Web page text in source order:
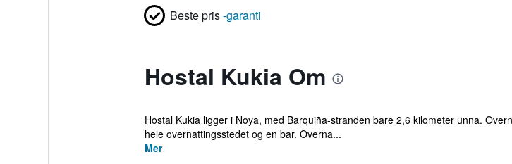
Beste pris-garanti
Hostal Kukia Om
Hostal Kukia ligger i Noya, med Barquiña-stranden bare 2,6 kilometer unna.
hele overnattingsstedet og en bar. Overna...
Mer